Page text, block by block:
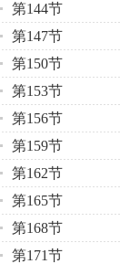
第144节
第147节
第150节
第153节
第156节
第159节
第162节
第165节
第168节
第171节